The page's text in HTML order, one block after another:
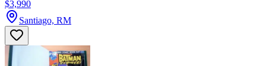
$3,990
Santiago, RM